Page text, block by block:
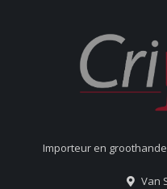
Importeur en
Van